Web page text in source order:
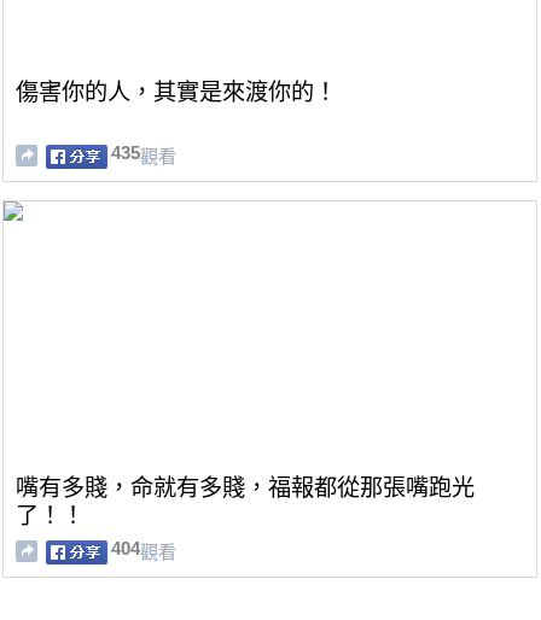
傷害你的人，其實是來渡你的！
435觀看
嘴有多賤，命就有多賤，福報都從那張嘴跑光
了！！
404觀看